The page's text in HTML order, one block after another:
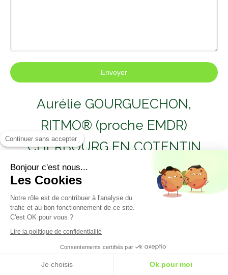
Envoyer
Aurélie GOURGUECHON,
RITMO® (proche EMDR)
CHERBOURG EN COTENTIN
Aurélie Gourguechon
Tourlaville, secteur
Cherbourg en Cotentin pour toutes consultation de
sophrologie. Elle est également spécialisée en Hypnose
Ericksonienne, sophrologie et en énergétique (magnétisme et
radiesthésie).
RITMO® (proche EMDR)
Continuer sans accepter
Bonjour c'est nous...
Les Cookies
Notre rôle est de contribuer à l'analyse du
trafic et au bon fonctionnement de ce site.
C'est OK pour vous ?
Lire la politique de confidentialité
Consentements certifiés par
Je choisis Ok pour moi